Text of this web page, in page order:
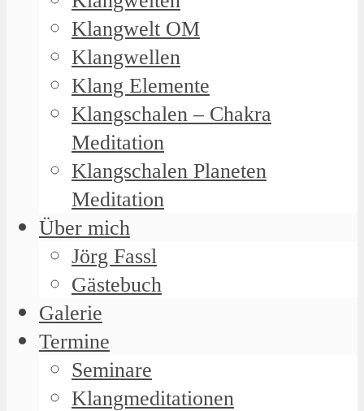
Klangwelt OM
Klangwellen
Klang Elemente
Klangschalen – Chakra
Meditation
Klangschalen Planeten
Meditation
Über mich
Jörg Fassl
Gästebuch
Galerie
Termine
Seminare
Klangmeditationen